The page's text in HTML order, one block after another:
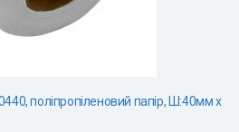
поліпропіленовий папір, Ш:40мм х